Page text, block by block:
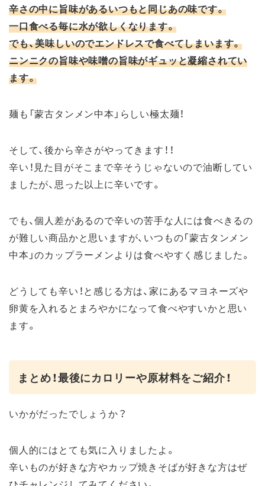
辛さの中に旨味があるいつもと同じあの味です。
一口食べる毎に水が欲しくなります。
でも、美味しいのでエンドレスで食べてしまいます。
ニンニクの旨味や味噌の旨味がギュッと凝縮されてい
ます。
麺も「蒙古タンメン中本」らしい極太麺！
そして、後から辛さがやってきます！！
辛い！見た目がそこまで辛そうじゃないので油断してい
ましたが、思った以上に辛いです。
でも、個人差があるので辛いの苦手な人には食べきるの
が難しい商品かと思いますが、いつもの「蒙古タンメン
中本」のカップラーメンよりは食べやすく感じました。
どうしても辛い！と感じる方は、家にあるマヨネーズや
卵黄を入れるとまろやかになって食べやすいかと思い
ます。
まとめ！最後にカロリーや原材料をご紹介！
いかがだったでしょうか？
個人的にはとても気に入りましたよ。
辛いものが好きな方やカップ焼きそばが好きな方はぜ